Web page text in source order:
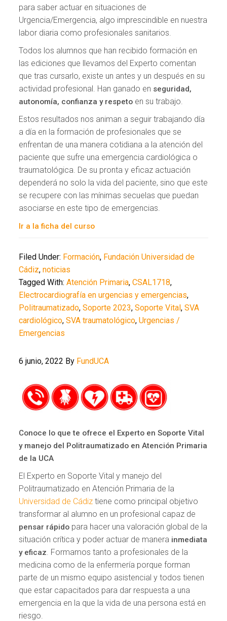
para saber actuar en situaciones de
Urgencia/Emergencia, algo imprescindible en nuestra
labor diaria como profesionales sanitarios.
Todos los alumnos que han recibido formación en
las ediciones que llevamos del Experto comentan
que tras cursarlo, existe un antes y un después en su
actividad profesional. Han ganado en seguridad,
autonomía, confianza y respeto en su trabajo.
Estos resultados nos animan a seguir trabajando día
a día en la formación de profesionales que se
enfrentan de una manera cotidiana a la atención del
paciente que sufre una emergencia cardiológica o
traumatológica. De su pronta y eficaz actuación
dependerá no solo la vida del paciente, sino que este
se recupere con las mínimas secuelas que puedan
asociarse en este tipo de emergencias.
Ir a la ficha del curso
Filed Under: Formación, Fundación Universidad de
Cádiz,noticias
Tagged With:Atención Primaria,CSAL1718,
Electrocardiografía en urgencias y emergencias,
Politraumatizado,Soporte 2023,Soporte Vital,SVA
cardiológico,SVA traumatológico,Urgencias /
Emergencias
6 junio, 2022 By FundUCA
Conoce lo que te ofrece el Experto en Soporte Vital
y manejo del Politraumatizado en Atención Primaria
de la UCA
El Experto en Soporte Vital y manejo del
Politraumatizado en Atención Primaria de la
Universidad de Cádiz tiene como principal objetivo
transformar al alumno en un profesional capaz de
pensar rápido para hacer una valoración global de la
situación crítica y poder actuar de manera inmediata
y eficaz. Formamos tanto a profesionales de la
medicina como de la enfermería porque forman
parte de un mismo equipo asistencial y todos tienen
que estar capacitados para dar respuesta a una
emergencia en la que la vida de una persona está en
riesgo.